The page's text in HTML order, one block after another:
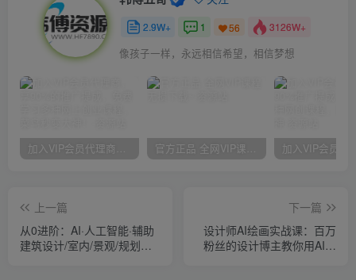
2.9W+ 1 56 3126W+
像孩子一样，永远相信希望，相信梦想
加入VIP会员代理商，享90%的推广提成，免费学习多种网上创业课程，菜鸟秒变大神！ 官方正品 全网VIP课程 无损下载~
上一篇
从0进阶：AI·人工智能·辅助
建筑设计/室内/景观/规划
下一篇
设计师AI绘画实战课：百万
粉丝的设计博主教你用AI做